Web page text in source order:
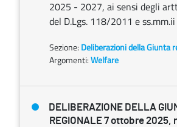
2025 - 2027, ai sensi degli
del D.Lgs. 118/2011 e ss.mm.ii
Sezione: Deliberazioni della Giunta
Argomenti:Welfare
DELIBERAZIONE DELLA
REGIONALE 7 ottobre 2025,